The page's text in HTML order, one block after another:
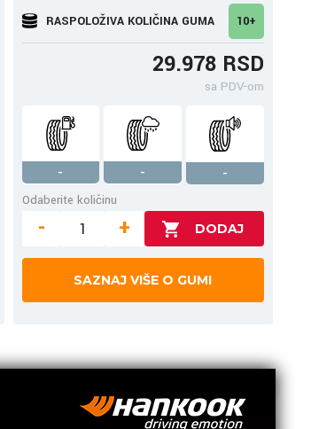
RASPOLOŽIVA KOLIČINA GUMA 10+
29.978 RSD
sa PDV-om
- -
-
Odaberite količinu
- +
SAZNAJ VIŠE O GUMI